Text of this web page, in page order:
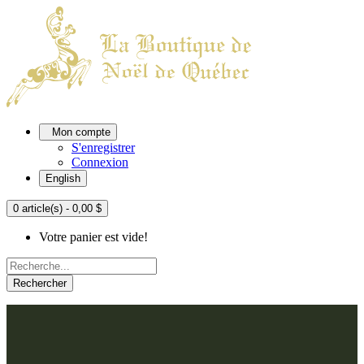
Mon compte
S'enregistrer
Connexion
English
0 article(s) - 0,00 $
Votre panier est vide!
Rechercher